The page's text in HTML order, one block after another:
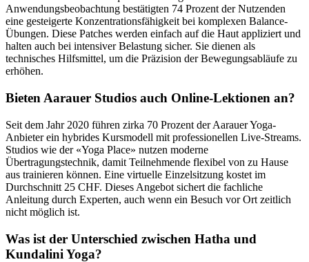
Anwendungsbeobachtung bestätigten 74 Prozent der Nutzenden
eine gesteigerte Konzentrationsfähigkeit bei komplexen Balance-
Übungen. Diese Patches werden einfach auf die Haut appliziert und
halten auch bei intensiver Belastung sicher. Sie dienen als
technisches Hilfsmittel, um die Präzision der Bewegungsabläufe zu
erhöhen.
Bieten Aarauer Studios auch Online-Lektionen an?
Seit dem Jahr 2020 führen zirka 70 Prozent der Aarauer Yoga-
Anbieter ein hybrides Kursmodell mit professionellen Live-Streams.
Studios wie der «Yoga Place» nutzen moderne
Übertragungstechnik, damit Teilnehmende flexibel von zu Hause
aus trainieren können. Eine virtuelle Einzelsitzung kostet im
Durchschnitt 25 CHF. Dieses Angebot sichert die fachliche
Anleitung durch Experten, auch wenn ein Besuch vor Ort zeitlich
nicht möglich ist.
Was ist der Unterschied zwischen Hatha und
Kundalini Yoga?